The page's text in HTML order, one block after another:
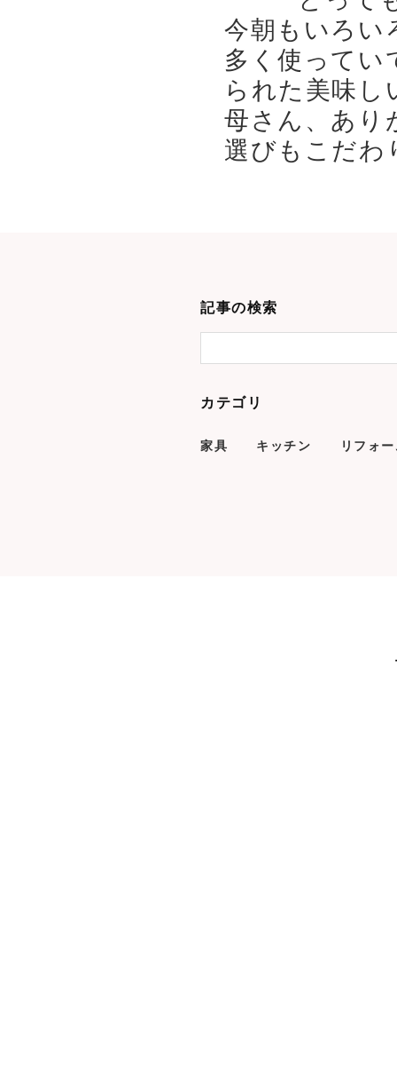
今朝もいろい
多く使ってい
られた美味
母さん、あり
選びもこだ
記事の検索
カテゴリ
家具 キッチン リフォ